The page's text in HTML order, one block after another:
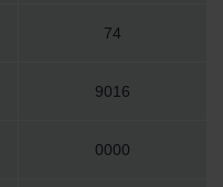
74
9016
0000